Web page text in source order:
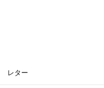
レター